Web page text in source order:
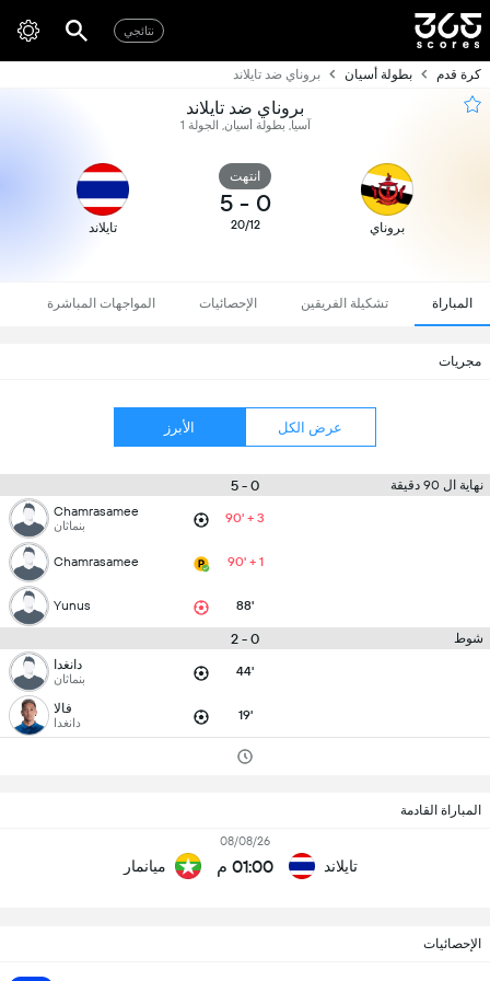
نتائجي
كرة قدم بطولة أسيان بروناي ضد تايلاند
بروناي ضد تايلاند
آسيا, بطولة أسيان, الجولة 1
بروناي
انتهت
0
-
5
20/12 تايلاند
المباراة تشكيلة الفريقين الإحصائيات المواجهات المباشرة
مجريات
عرض الكل الأبرز
نهاية ال 90 دقيقة 0 - 5
90' + 3
Chamrasamee
بنماثان
90' + 1
Chamrasamee
88'
Yunus
شوط 0 - 2
44' دانغدا
بنماثان
19' فالا
دانغدا
المباراة القادمة
تايلاند
08/08/26
01:00 م ميانمار
الإحصائيات